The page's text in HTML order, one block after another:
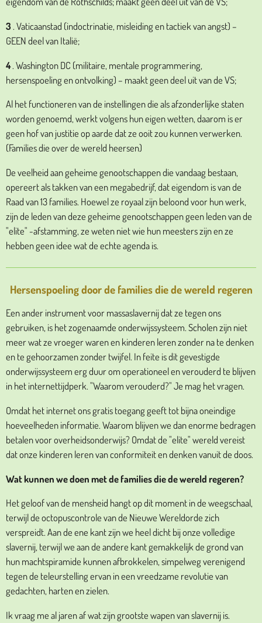
3. Vaticaanstad (indoctrinatie, misleiding en tactiek van angst) –
GEEN deel van Italië;
4. Washington DC (militaire, mentale programmering,
hersenspoeling en ontvolking) – maakt geen deel uit van de VS;
Al het functioneren van de instellingen die als afzonderlijke staten
worden genoemd, werkt volgens hun eigen wetten, daarom is er
geen hof van justitie op aarde dat ze ooit zou kunnen verwerken.
(Families die over de wereld heersen)
De veelheid aan geheime genootschappen die vandaag bestaan,
opereert als takken van een megabedrijf, dat eigendom is van de
Raad van 13 families. Hoewel ze royaal zijn beloond voor hun werk,
zijn de leden van deze geheime genootschappen geen leden van de
"elite" -afstamming, ze weten niet wie hun meesters zijn en ze
hebben geen idee wat de echte agenda is.
Hersenspoeling door de families die de wereld regeren
Een ander instrument voor massaslavernij dat ze tegen ons
gebruiken, is het zogenaamde onderwijssysteem. Scholen zijn niet
meer wat ze vroeger waren en kinderen leren zonder na te denken
en te gehoorzamen zonder twijfel. In feite is dit gevestigde
onderwijssysteem erg duur om operationeel en verouderd te blijven
in het internettijdperk. "Waarom verouderd?" Je mag het vragen.
Omdat het internet ons gratis toegang geeft tot bijna oneindige
hoeveelheden informatie. Waarom blijven we dan enorme bedragen
betalen voor overheidsonderwijs? Omdat de "elite" wereld vereist
dat onze kinderen leren van conformiteit en denken vanuit de doos.
Wat kunnen we doen met de families die de wereld regeren?
Het geloof van de mensheid hangt op dit moment in de weegschaal,
terwijl de octopuscontrole van de Nieuwe Wereldorde zich
verspreidt. Aan de ene kant zijn we heel dicht bij onze volledige
slavernij, terwijl we aan de andere kant gemakkelijk de grond van
hun machtspiramide kunnen afbrokkelen, simpelweg verenigend
tegen de teleurstelling ervan in een vreedzame revolutie van
gedachten, harten en zielen.
Ik vraag me al jaren af wat zijn grootste wapen van slavernij is.